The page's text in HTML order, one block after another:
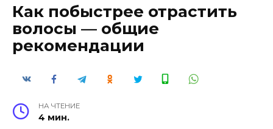
Как побыстрее отрастить
волосы — общие
рекомендации
НА ЧТЕНИЕ
4 мин.